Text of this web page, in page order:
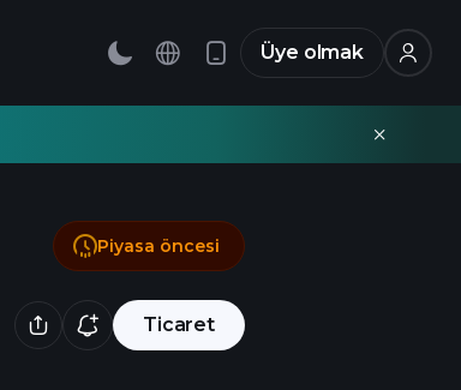
Üye olmak
Ticaret
Piyasa öncesi